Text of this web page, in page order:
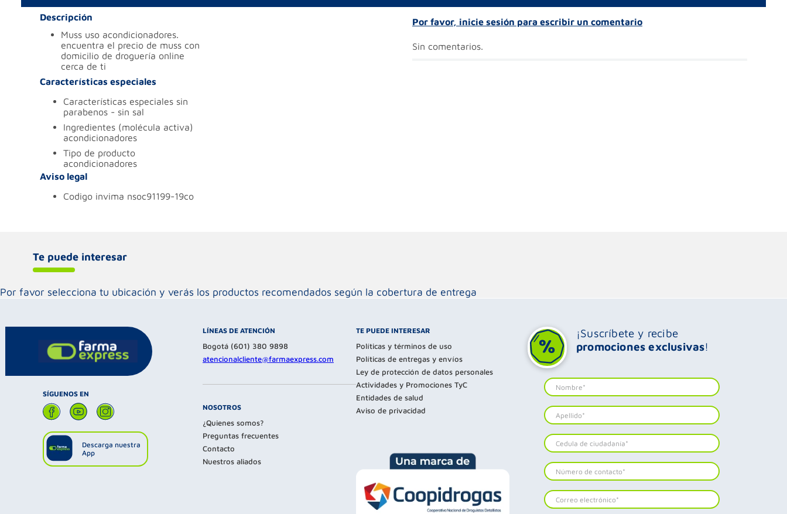
Descripción
muss uso acondicionadores.
encuentra el precio de muss con
domicilio de droguería online
cerca de ti
Características especiales
características especiales sin
parabenos - sin sal
ingredientes (molécula activa)
acondicionadores
tipo de producto
acondicionadores
Aviso legal
codigo invima nsoc91199-19co
Por favor, inicie sesión para escribir un comentario
Sin comentarios.
Te puede interesar
Por favor selecciona tu ubicación y verás los productos recomendados según la cobertura de entrega
SÍGUENOS EN
Descarga nuestra
App
LÍNEAS DE ATENCIÓN
Bogotá (601) 380 9898
atencionalcliente@farmaexpress.com
NOSOTROS
¿Quienes somos?
Preguntas frecuentes
Contacto
Nuestros aliados
TE PUEDE INTERESAR
Políticas y términos de uso
Políticas de entregas y envíos
Ley de protección de datos personales
Actividades y Promociones TyC
Entidades de salud
Aviso de privacidad
¡Suscríbete y recibe
promociones exclusivas!